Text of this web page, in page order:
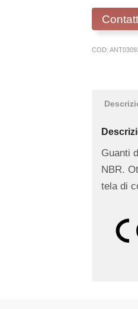
COD:
Guanti
NBR.
tela di